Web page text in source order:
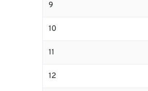
9
10
11
12